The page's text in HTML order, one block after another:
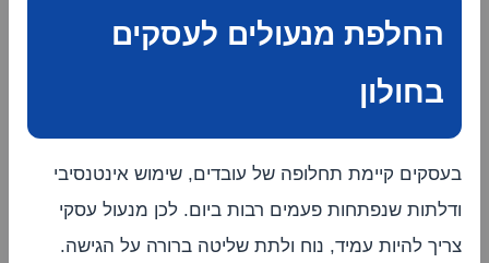
החלפת מנעולים לעסקים
בחולון
בעסקים קיימת תחלופה של עובדים, שימוש אינטנסיבי
ודלתות שנפתחות פעמים רבות ביום. לכן מנעול עסקי
צריך להיות עמיד, נוח ולתת שליטה ברורה על הגישה.